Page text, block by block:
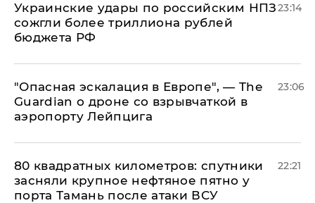
Украинские удары по российским НПЗ
сожгли более триллиона рублей
бюджета РФ
23:14
"Опасная эскалация в Европе", — The
Guardian о дроне со взрывчаткой в
аэропорту Лейпцига
23:06
80 квадратных километров: спутники
засняли крупное нефтяное пятно у
порта Тамань после атаки ВСУ
22:21